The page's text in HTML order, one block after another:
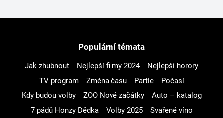
Populární témata
Jak zhubnout Nejlepší filmy 2024
Nejlepší horory
TV program
Změna času Partie
Počasí
Kdy budou volby
ZOO Nové začátky
Auto – katalog
7 pádů Honzy Dědka
Volby 2025
Svařené víno